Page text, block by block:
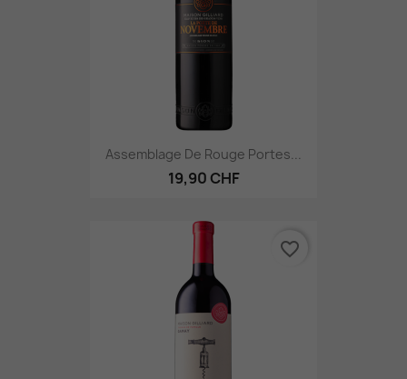
Assemblage De Rouge Portes...
19,90 CHF
favorite_border